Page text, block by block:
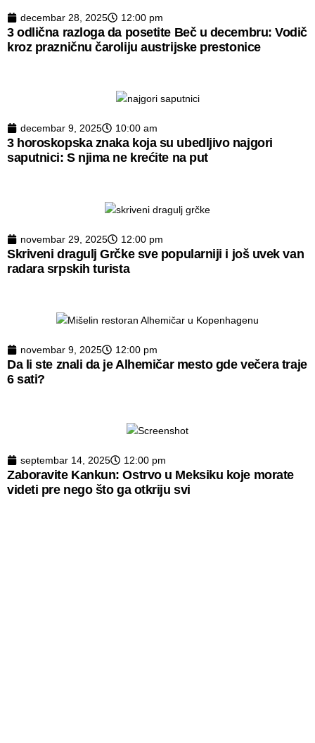
decembar 28, 2025 12:00 pm
3 odlična razloga da posetite Beč u decembru: Vodič
kroz prazničnu čaroliju austrijske prestonice
decembar 9, 2025 10:00 am
3 horoskopska znaka koja su ubedljivo najgori
saputnici: S njima ne krećite na put
novembar 29, 2025 12:00 pm
Skriveni dragulj Grčke sve popularniji i još uvek van
radara srpskih turista
novembar 9, 2025 12:00 pm
Da li ste znali da je Alhemičar mesto gde večera traje
6 sati?
septembar 14, 2025 12:00 pm
Zaboravite Kankun: Ostrvo u Meksiku koje morate
videti pre nego što ga otkriju svi